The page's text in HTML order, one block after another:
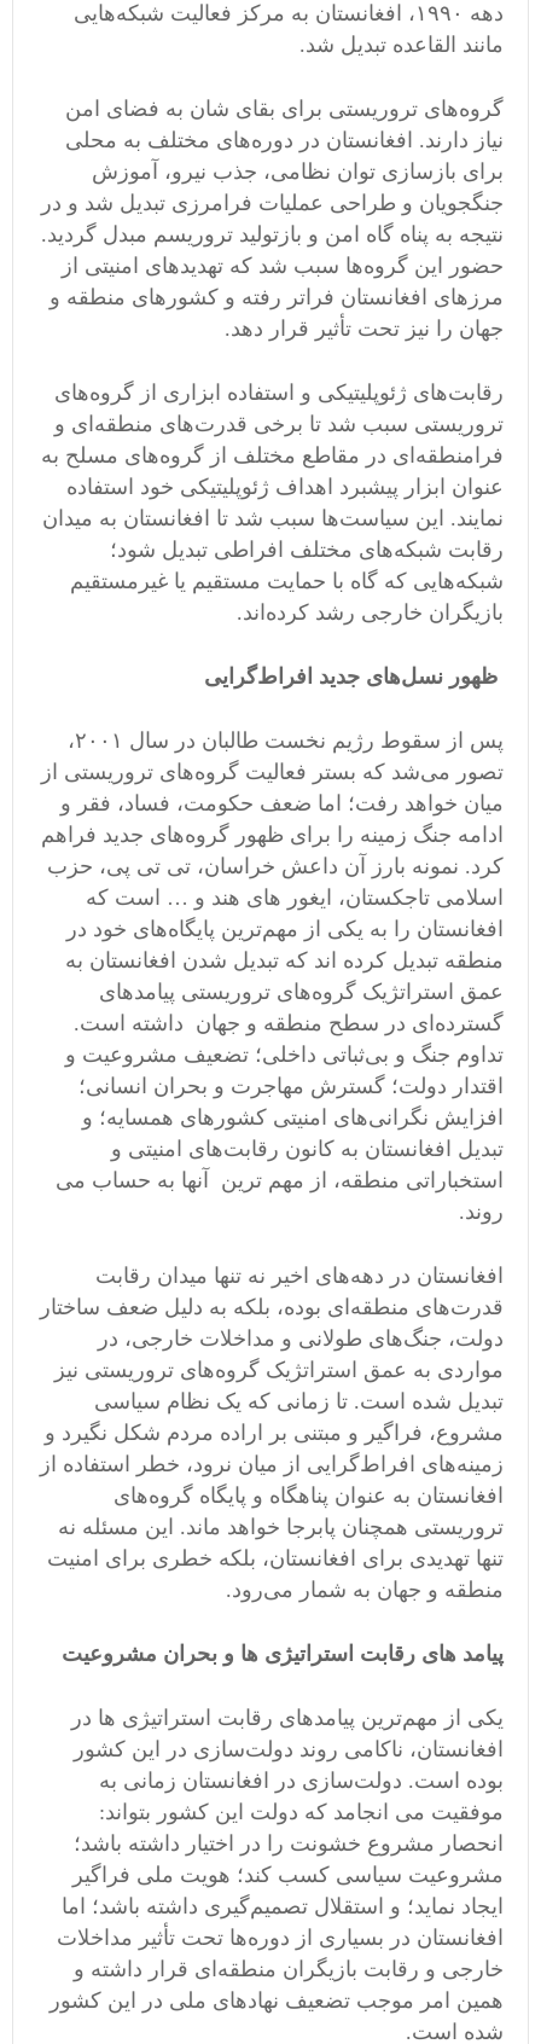
دهه ۱۹۹۰، افغانستان به مرکز فعالیت شبکه‌هایی
مانند القاعده تبدیل شد.
گروه‌های تروریستی برای بقای شان به فضای امن
نیاز دارند. افغانستان در دوره‌های مختلف به محلی
برای بازسازی توان نظامی، جذب نیرو، آموزش
جنگجویان و طراحی عملیات فرامرزی تبدیل شد و در
نتیجه به پناه گاه امن و بازتولید تروریسم مبدل گردید.
حضور این گروه‌ها سبب شد که تهدیدهای امنیتی از
مرزهای افغانستان فراتر رفته و کشورهای منطقه و
جهان را نیز تحت تأثیر قرار دهد.
رقابت‌های ژئوپلیتیکی و استفاده ابزاری از گروه‌های
تروریستی سبب شد تا برخی قدرت‌های منطقه‌ای و
فرامنطقه‌ای در مقاطع مختلف از گروه‌های مسلح به
عنوان ابزار پیشبرد اهداف ژئوپلیتیکی خود استفاده
نمایند. این سیاست‌ها سبب شد تا افغانستان به میدان
رقابت شبکه‌های مختلف افراطی تبدیل شود؛
شبکه‌هایی که گاه با حمایت مستقیم یا غیرمستقیم
بازیگران خارجی رشد کرده‌اند.
ظهور نسل‌های جدید افراط‌گرایی
پس از سقوط رژیم نخست طالبان در سال ۲۰۰۱،
تصور می‌شد که بستر فعالیت گروه‌های تروریستی از
میان خواهد رفت؛ اما ضعف حکومت، فساد، فقر و
ادامه جنگ زمینه را برای ظهور گروه‌های جدید فراهم
کرد. نمونه بارز آن داعش خراسان، تی تی پی، حزب
اسلامی تاجکستان، ایغور های هند و … است که
افغانستان را به یکی از مهم‌ترین پایگاه‌های خود در
منطقه تبدیل کرده اند که تبدیل شدن افغانستان به
عمق استراتژیک گروه‌های تروریستی پیامدهای
گسترده‌ای در سطح منطقه و جهان داشته است.
تداوم جنگ و بی‌ثباتی داخلی؛ تضعیف مشروعیت و
اقتدار دولت؛ گسترش مهاجرت و بحران انسانی؛
افزایش نگرانی‌های امنیتی کشورهای همسایه؛ و
تبدیل افغانستان به کانون رقابت‌های امنیتی و
استخباراتی منطقه، از مهم ترین آنها به حساب می
روند.
افغانستان در دهه‌های اخیر نه تنها میدان رقابت
قدرت‌های منطقه‌ای بوده، بلکه به دلیل ضعف ساختار
دولت، جنگ‌های طولانی و مداخلات خارجی، در
مواردی به عمق استراتژیک گروه‌های تروریستی نیز
تبدیل شده است. تا زمانی که یک نظام سیاسی
مشروع، فراگیر و مبتنی بر اراده مردم شکل نگیرد و
زمینه‌های افراط‌گرایی از میان نرود، خطر استفاده از
افغانستان به عنوان پناهگاه و پایگاه گروه‌های
تروریستی همچنان پابرجا خواهد ماند. این مسئله نه
تنها تهدیدی برای افغانستان، بلکه خطری برای امنیت
منطقه و جهان به شمار می‌رود.
پیامد های رقابت استراتیژی ها و بحران مشروعیت
یکی از مهم‌ترین پیامدهای رقابت‌ استراتیژی ها در
افغانستان، ناکامی روند دولت‌سازی در این کشور
بوده است. دولت‌سازی در افغانستان زمانی به
موفقیت می انجامد که دولت این کشور بتواند:
انحصار مشروع خشونت را در اختیار داشته باشد؛
مشروعیت سیاسی کسب کند؛ هویت ملی فراگیر
ایجاد نماید؛ و استقلال تصمیم‌گیری داشته باشد؛ اما
افغانستان در بسیاری از دوره‌ها تحت تأثیر مداخلات
خارجی و رقابت بازیگران منطقه‌ای قرار داشته و
همین امر موجب تضعیف نهادهای ملی در این کشور
شده است.